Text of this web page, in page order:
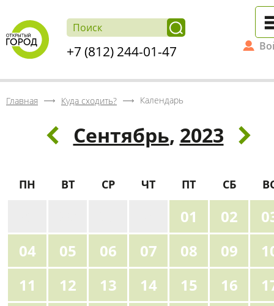
+7 (812) 244-01-47
Главная Куда сходить? Календарь
Сентябрь, 2023
ПН ВТ СР ЧТ ПТ СБ
01 02
04
05 06 07 08 09
11
12 13 14 15 16